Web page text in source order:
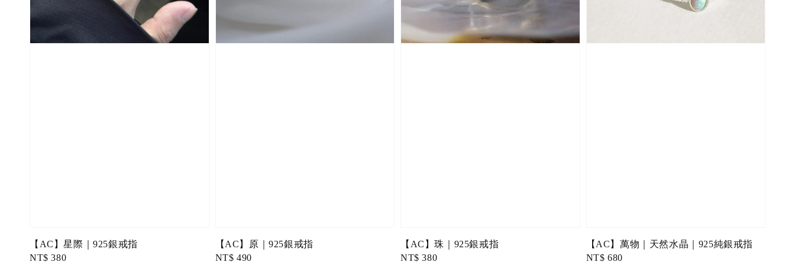
【AC】星際｜925銀戒指
Regular
NT$ 380
【AC】原｜925銀戒指
Regular
NT$ 490
【AC】珠｜925銀戒指
Regular
NT$ 380
【AC】萬物｜天然水晶｜925純銀戒指
Regular
NT$ 680